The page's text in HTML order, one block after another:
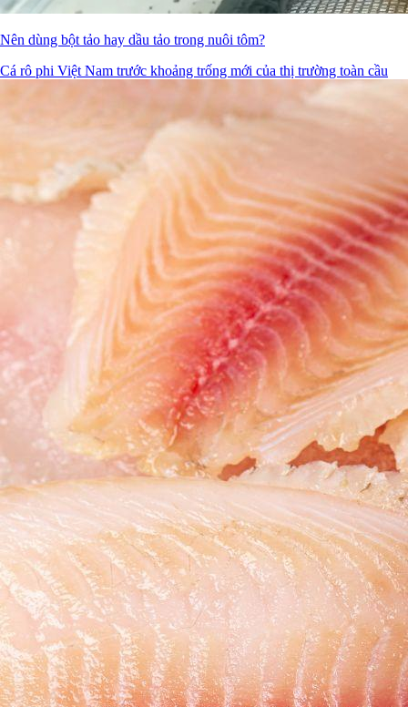
Nên dùng bột tảo hay dầu tảo trong nuôi tôm?
Cá rô phi Việt Nam trước khoảng trống mới của thị trường toàn cầu